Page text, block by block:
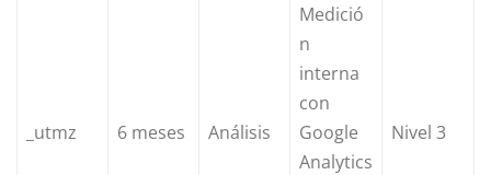
_utmz 6 meses Análisis
Medició
n
interna
con
Google
Analytics
Nivel 3